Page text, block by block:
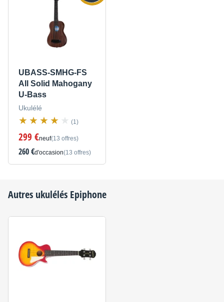
UBASS-SMHG-FS
All Solid Mahogany
U-Bass
Ukulélé
(1)
299 €neuf(13 offres)
260 €d'occasion(13 offres)
Autres ukulélés Epiphone